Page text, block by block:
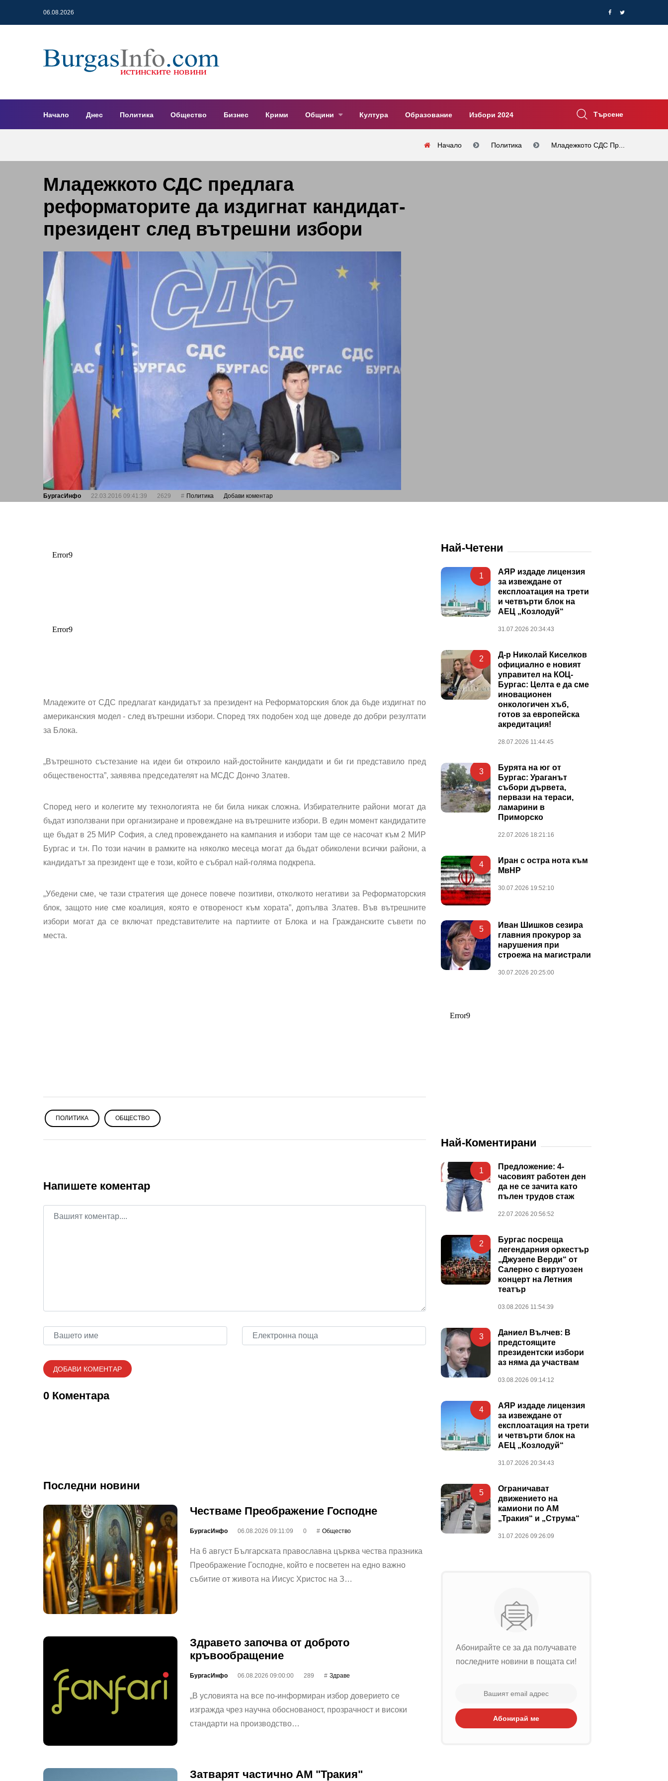
06.08.2026
Начало Днес Политика Общество Бизнес Крими Общини Култура Образование Избори 2024 Търсене
Начало Политика Младежкото СДС Пр...
Младежкото СДС предлага
реформаторите да издигнат кандидат-
президент след вътрешни избори
БургасИнфо 22.03.2016 09:41:39 2629 Политика Добави коментар
Младежите от СДС предлагат кандидатът за президент на Реформаторския блок да бъде издигнат по
американския модел - след вътрешни избори. Според тях подобен ход ще доведе до добри резултати
за Блока.
„Вътрешното състезание на идеи би откроило най-достойните кандидати и би ги представило пред
обществеността”, заявява председателят на МСДС Дончо Златев.
Според него и колегите му технологията не би била никак сложна. Избирателните райони могат да
бъдат използвани при организиране и провеждане на вътрешните избори. В един момент кандидатите
ще бъдат в 25 МИР София, а след провеждането на кампания и избори там ще се насочат към 2 МИР
Бургас и т.н. По този начин в рамките на няколко месеца могат да бъдат обиколени всички райони, а
кандидатът за президент ще е този, който е събрал най-голяма подкрепа.
„Убедени сме, че тази стратегия ще донесе повече позитиви, отколкото негативи за Реформаторския
блок, защото ние сме коалиция, която е отвореност към хората”, допълва Златев. Във вътрешните
избори могат да се включат представителите на партиите от Блока и на Гражданските съвети по
места.
ПОЛИТИКА ОБЩЕСТВО
Напишете коментар
0 Коментара
Последни новини
Честваме Преображение Господне
БургасИнфо 06.08.2026 09:11:09 0 Общество
На 6 август Българската православна църква чества празника
Преображение Господне, който е посветен на едно важно
събитие от живота на Иисус Христос на З…
Здравето започва от доброто
кръвообращение
БургасИнфо 06.08.2026 09:00:00 289 Здраве
„В условията на все по-информиран избор доверието се
изгражда чрез научна обоснованост, прозрачност и високи
стандарти на производство…
Затварят частично АМ "Тракия"
Най-Четени
1
АЯР издаде лицензия
за извеждане от
експлоатация на трети
и четвърти блок на
АЕЦ „Козлодуй“
31.07.2026 20:34:43
2
Д-р Николай Киселков
официално е новият
управител на КОЦ-
Бургас: Целта е да сме
иновационен
онкологичен хъб,
готов за европейска
акредитация!
28.07.2026 11:44:45
3
Бурята на юг от
Бургас: Ураганът
събори дървета,
первази на тераси,
ламарини в
Приморско
22.07.2026 18:21:16
4
Иран с остра нота към
МвНР
30.07.2026 19:52:10
5
Иван Шишков сезира
главния прокурор за
нарушения при
строежа на магистрали
30.07.2026 20:25:00
Най-Коментирани
1
Предложение: 4-
часовият работен ден
да не се зачита като
пълен трудов стаж
22.07.2026 20:56:52
2
Бургас посреща
легендарния оркестър
„Джузепе Верди“ от
Салерно с виртуозен
концерт на Летния
театър
03.08.2026 11:54:39
3
Даниел Вълчев: В
предстоящите
президентски избори
аз няма да участвам
03.08.2026 09:14:12
4
АЯР издаде лицензия
за извеждане от
експлоатация на трети
и четвърти блок на
АЕЦ „Козлодуй“
31.07.2026 20:34:43
5
Ограничават
движението на
камиони по АМ
„Тракия“ и „Струма“
31.07.2026 09:26:09
Абонирайте се за да получавате
последните новини в пощата си!
Абонирай ме